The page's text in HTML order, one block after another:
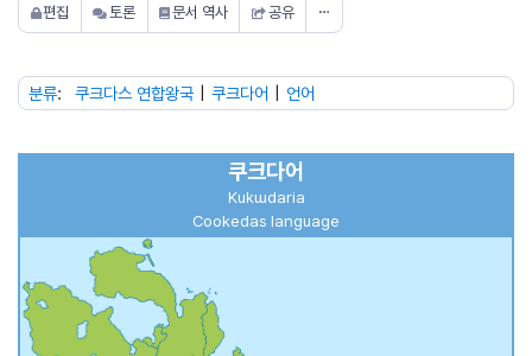
편집 토론 문서 역사 공유 ⋯
분류: 쿠크다스 연합왕국 쿠크다어 언어
쿠크다어
Kukɯdaria
Cookedas language